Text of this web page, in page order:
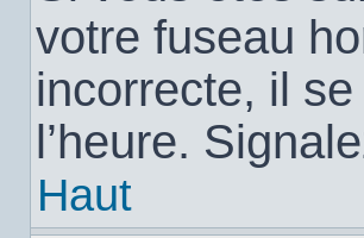
votre fuseau
incorrecte, il
l’heure.
Haut